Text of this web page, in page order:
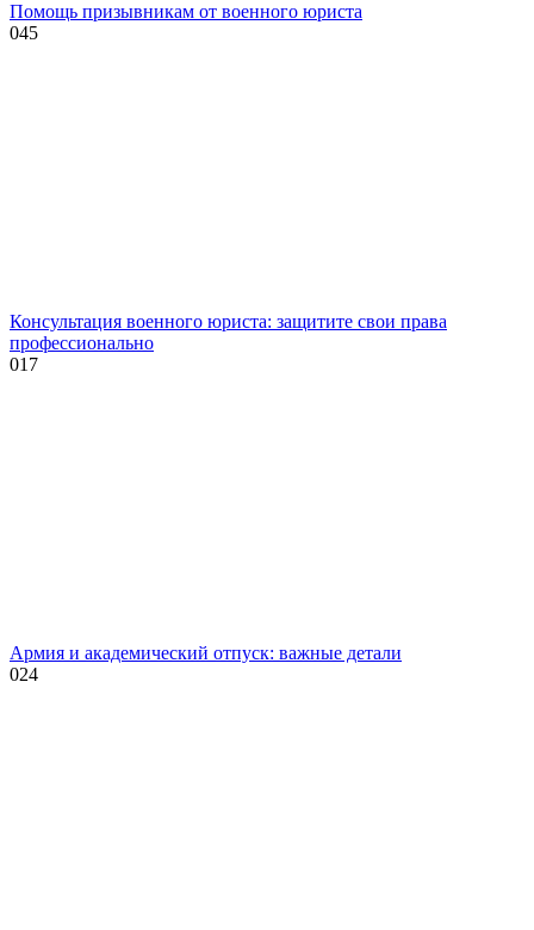
Помощь призывникам от военного юриста
045
Консультация военного юриста: защитите свои права
профессионально
017
Армия и академический отпуск: важные детали
024